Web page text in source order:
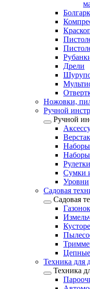
Дрели
Ножовки,
Ручной
Ручной
Рулетки
Сумки
Уровни
Садовая
Садовая
Техника для
Техника